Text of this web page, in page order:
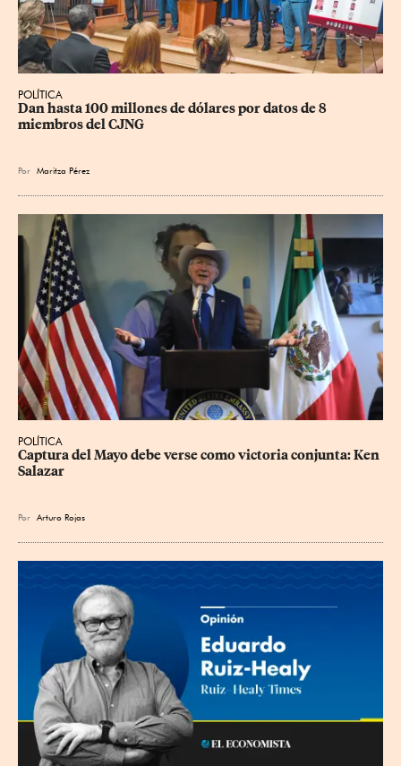
POLÍTICA
Dan hasta 100 millones de dólares por datos de 8
miembros del CJNG
Por Maritza Pérez
POLÍTICA
Captura del Mayo debe verse como victoria conjunta: Ken
Salazar
Por Arturo Rojas